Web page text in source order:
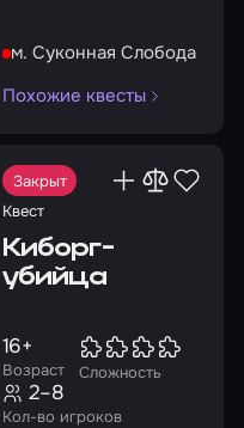
м. Суконная Слобода
Похожие квесты
Закрыт
Квест
Киборг-
убийца
Возраст
16+
Сложность
Кол-во игроков
2–8